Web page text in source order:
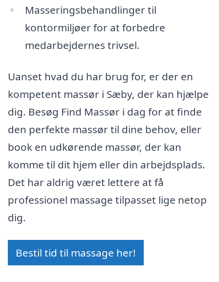
Masseringsbehandlinger til
kontormiljøer for at forbedre
medarbejdernes trivsel.
Uanset hvad du har brug for, er der en
kompetent massør i Sæby, der kan hjælpe
dig. Besøg Find Massør i dag for at finde
den perfekte massør til dine behov, eller
book en udkørende massør, der kan
komme til dit hjem eller din arbejdsplads.
Det har aldrig været lettere at få
professionel massage tilpasset lige netop
dig.
Bestil tid til massage her!